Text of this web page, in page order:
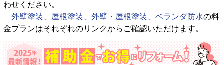
わせください。
外壁塗装
屋根塗装 外壁・屋根塗装 ベランダ防水の料
金プランはそれぞれのリンクからご確認いただけます。